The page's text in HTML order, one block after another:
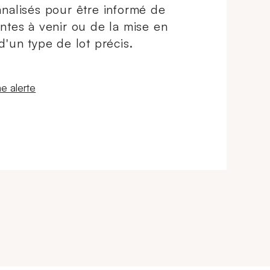
pour être informé de
à venir ou de la mise en
type de lot précis.
fenêtre
alerte